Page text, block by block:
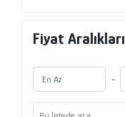
Fiyat Aralıkları
-